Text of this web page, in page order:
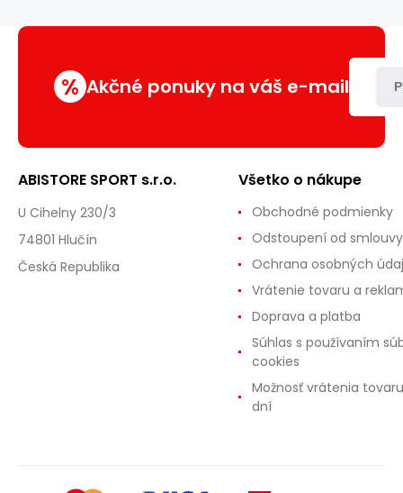
cm
mm
% Akčné ponuky na váš e-mail
ABISTORE SPORT s.r.o.
U Cihelny 230/3
74801 Hlučín
Česká Republika
Všetko o nákupe
Obchodné podmienky
Odstoupení od smlouvy
Ochrana osobných
Vrátenie tovaru a
Doprava a platba
Súhlas s používaním
cookies
Možnosť vrátenia
dní